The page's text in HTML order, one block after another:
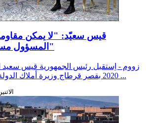
قيس سعيّد: "لا يمكن مقاومة
المسؤول مسؤولا أمام المواطن"
2020 بقصر قرطاج وزيرة أملاك الدولة والشؤون العقارية لي ...
الاثنين، 14 سبتمبر،